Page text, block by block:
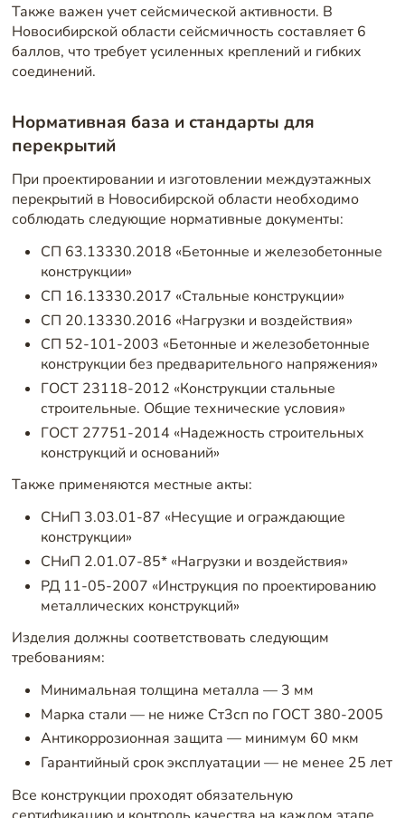
Также важен учет сейсмической активности. В
Новосибирской области сейсмичность составляет 6
баллов, что требует усиленных креплений и гибких
соединений.
Нормативная база и стандарты для
перекрытий
При проектировании и изготовлении междуэтажных
перекрытий в Новосибирской области необходимо
соблюдать следующие нормативные документы:
СП 63.13330.2018 «Бетонные и железобетонные
конструкции»
СП 16.13330.2017 «Стальные конструкции»
СП 20.13330.2016 «Нагрузки и воздействия»
СП 52-101-2003 «Бетонные и железобетонные
конструкции без предварительного напряжения»
ГОСТ 23118-2012 «Конструкции стальные
строительные. Общие технические условия»
ГОСТ 27751-2014 «Надежность строительных
конструкций и оснований»
Также применяются местные акты:
СНиП 3.03.01-87 «Несущие и ограждающие
конструкции»
СНиП 2.01.07-85* «Нагрузки и воздействия»
РД 11-05-2007 «Инструкция по проектированию
металлических конструкций»
Изделия должны соответствовать следующим
требованиям:
Минимальная толщина металла — 3 мм
Марка стали — не ниже Ст3сп по ГОСТ 380-2005
Антикоррозионная защита — минимум 60 мкм
Гарантийный срок эксплуатации — не менее 25 лет
Все конструкции проходят обязательную